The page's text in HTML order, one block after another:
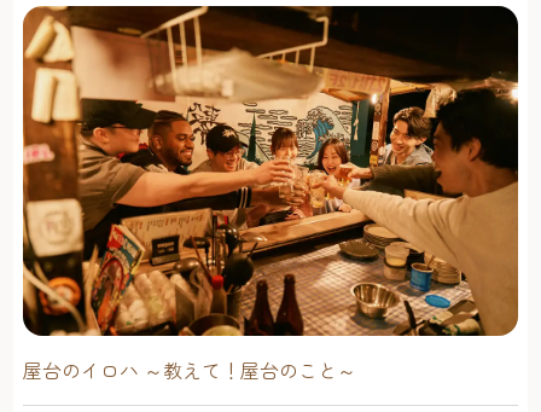
屋台のイロハ ～教えて！屋台のこと～